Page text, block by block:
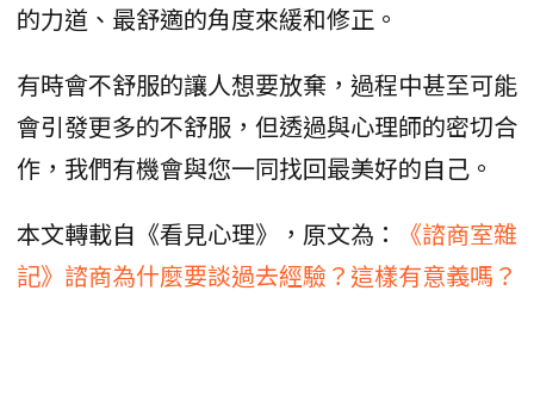
的力道、最舒適的角度來緩和修正。
有時會不舒服的讓人想要放棄，過程中甚至可能
會引發更多的不舒服，但透過與心理師的密切合
作，我們有機會與您一同找回最美好的自己。
本文轉載自《看見心理》，原文為：
《諮商室雜
記》諮商為什麼要談過去經驗？這樣有意義嗎？